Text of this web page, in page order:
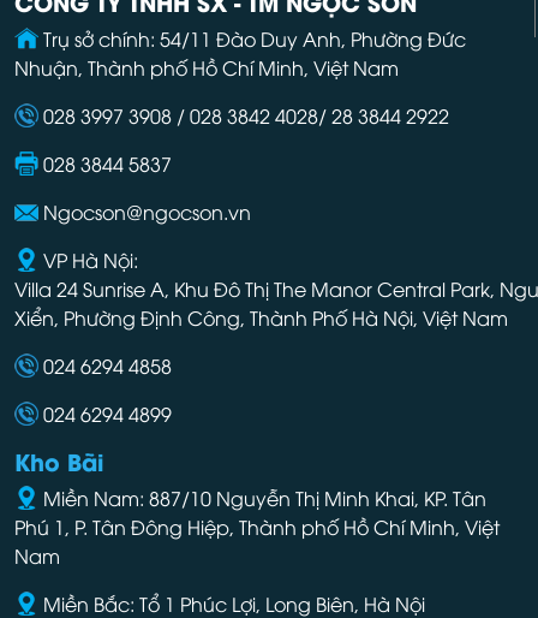
Trụ sở chính: 54/11 Đào Duy Anh, Phường Đức
Nhuận, Thành phố Hồ Chí Minh, Việt Nam
028 3997 3908 / 028 3842 4028/ 28 3844 2922
028 3844 5837
Ngocson@ngocson.vn
VP Hà Nội:
Villa 24 Sunrise A, Khu Đô Thị The Manor Central Park,
Xiển, Phường Định Công, Thành Phố Hà Nội, Việt Nam
024 6294 4858
024 6294 4899
Kho Bãi
Miền Nam: 887/10 Nguyễn Thị Minh Khai, KP. Tân
Phú 1, P. Tân Đông Hiệp, Thành phố Hồ Chí Minh, Việt
Nam
Miền Bắc: Tổ 1 Phúc Lợi, Long Biên, Hà Nội